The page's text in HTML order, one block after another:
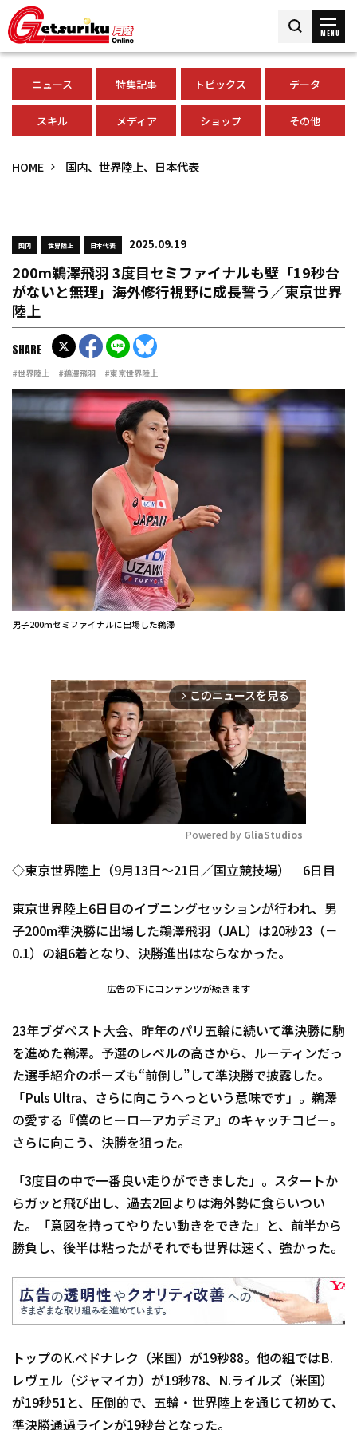
MENU
ニュース 特集記事 トピックス データ
スキル メディア ショップ その他
HOME 国内、世界陸上、日本代表
国内 世界陸上 日本代表 2025.09.19
200m鵜澤飛羽 3度目セミファイナルも壁「19秒台
がないと無理」海外修行視野に成長誓う／東京世界
陸上
#世界陸上 #鵜澤飛羽 #東京世界陸上
SHARE
男子200mセミファイナルに出場した鵜澤
arrow_forward_ios このニュースを見る
Mute
Powered by GliaStudios
◇東京世界陸上（9月13日～21日／国立競技場） 6日目
東京世界陸上6日目のイブニングセッションが行われ、男
子200m準決勝に出場した鵜澤飛羽（JAL）は20秒23（－
0.1）の組6着となり、決勝進出はならなかった。
広告の下にコンテンツが続きます
23年ブダペスト大会、昨年のパリ五輪に続いて準決勝に駒
を進めた鵜澤。予選のレベルの高さから、ルーティンだっ
た選手紹介のポーズも“前倒し”して準決勝で披露した。
「Puls Ultra、さらに向こうへっという意味です」。鵜澤
の愛する『僕のヒーローアカデミア』のキャッチコピー。
さらに向こう、決勝を狙った。
「3度目の中で一番良い走りができました」。スタートか
らガッと飛び出し、過去2回よりは海外勢に食らいつい
た。「意図を持ってやりたい動きをできた」と、前半から
勝負し、後半は粘ったがそれでも世界は速く、強かった。
トップのK.ベドナレク（米国）が19秒88。他の組ではB.
レヴェル（ジャマイカ）が19秒78、N.ライルズ（米国）
が19秒51と、圧倒的で、五輪・世界陸上を通じて初めて、
準決勝通過ラインが19秒台となった。